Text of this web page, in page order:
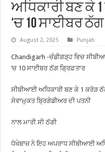
ਅਧਿਕਾਰੀ ਬਣ ਕੇ
‘ਚ 10 ਸਾਈਬਰ
August 2, 2025 Punjab
Chandigarh -ਚੰਡੀਗੜ੍ਹ ਵਿਚ
‘ਚ 10 ਸਾਈਬਰ ਠੱਗ ਗ੍ਰਿਫ਼ਤਾਰ
ਸੀਬੀਆਈ ਅਧਿਕਾਰੀ ਬਣ ਕੇ 1 ਕਰੋੜ
ਸੇਵਾਮੁਕਤ ਬ੍ਰਿਗੇਡੀਅਰ ਦੀ ਪਤਨੀ
ਨਾਲ ਮਾਰੀ ਸੀ ਠੱਗੀ
ਧੋਖੇਬਾਜ਼ ਨੇ ਇਹ ਅਪਰਾਧ ਸੀਬੀਆਈ